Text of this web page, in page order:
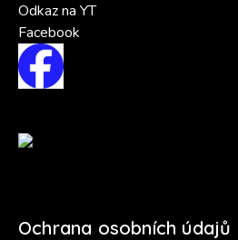
Odkaz na YT
Facebook
Ochrana osobních údajů